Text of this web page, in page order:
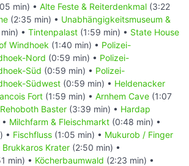
min) • Alte Feste & Reiterdenkmal (3:22
(2:35 min) • Unabhängigkeitsmuseum &
• Tintenpalast (1:59 min) • State House
Windhoek (1:40 min) • Polizei-
Nord (0:59 min) • Polizei-
Süd (0:59 min) • Polizei-
Südwest (0:59 min) • Heldenacker
Fort (1:59 min) • Arnhem Cave (1:07
Baster (3:39 min) • Hardap
Milchfarm & Fleischmarkt (0:48 min) •
• Fischfluss (1:05 min) • Mukurob / Finger
Brukkaros Krater (2:50 min) •
min) • Köcherbaumwald (2:23 min) •